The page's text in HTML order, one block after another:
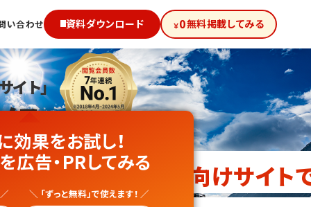
い合わせ 資料ダウンロード ￥0無料掲載してみる
イト」
!
カー販売 向けサイト
効果をお試し！
広告・PRしてみる
＼ 「ずっと無料」で使えます！ ／